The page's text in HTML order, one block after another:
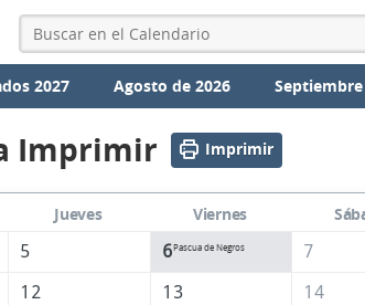
2027 Agosto de 2026
Imprimir Imprimir
Jueves Viernes
5 6Pascua de Negros
7
12 13
14